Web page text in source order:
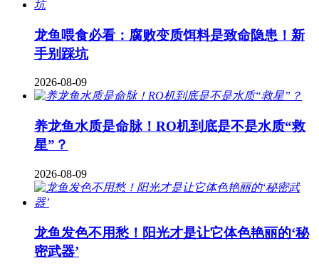
龙鱼喂食必看：腐败变质饵料是致命隐患！新
手别踩坑
2026-08-09
养龙鱼水质是命脉！RO机到底是不是水质“救
星”？
2026-08-09
龙鱼发色不用愁！阳光才是让它体色艳丽的‘秘
密武器’